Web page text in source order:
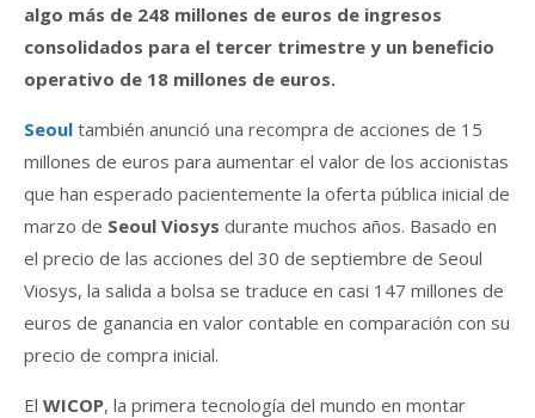
algo más de 248 millones de euros de ingresos
consolidados para el tercer trimestre y un beneficio
operativo de 18 millones de euros.
Seoul también anunció una recompra de acciones de 15
millones de euros para aumentar el valor de los accionistas
que han esperado pacientemente la oferta pública inicial de
marzo de Seoul Viosys durante muchos años. Basado en
el precio de las acciones del 30 de septiembre de Seoul
Viosys, la salida a bolsa se traduce en casi 147 millones de
euros de ganancia en valor contable en comparación con su
precio de compra inicial.
El WICOP, la primera tecnología del mundo en montar